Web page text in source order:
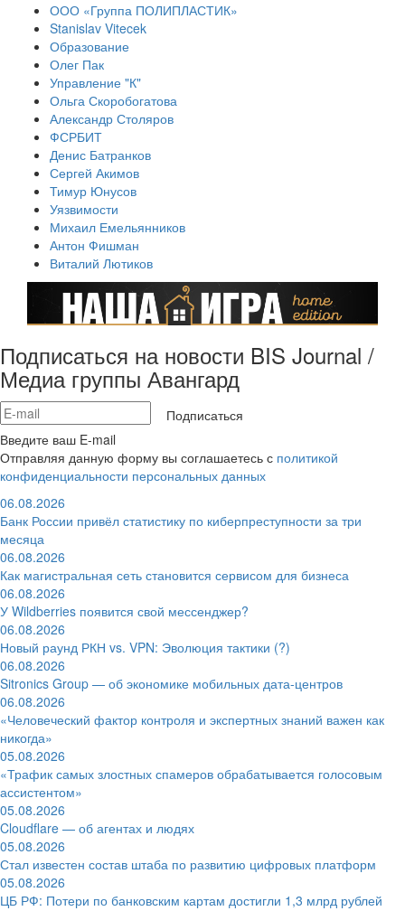
ООО «Группа ПОЛИПЛАСТИК»
Stanislav Vitecek
Образование
Олег Пак
Управление "К"
Ольга Скоробогатова
Александр Столяров
ФСРБИТ
Денис Батранков
Сергей Акимов
Тимур Юнусов
Уязвимости
Михаил Емельянников
Антон Фишман
Виталий Лютиков
Подписаться на новости BIS Journal /
Медиа группы Авангард
Подписаться
Введите ваш E-mail
Отправляя данную форму вы соглашаетесь с политикой
конфиденциальности персональных данных
06.08.2026
Банк России привёл статистику по киберпреступности за три
месяца
06.08.2026
Как магистральная сеть становится сервисом для бизнеса
06.08.2026
У Wildberries появится свой мессенджер?
06.08.2026
Новый раунд РКН vs. VPN: Эволюция тактики (?)
06.08.2026
Sitronics Group — об экономике мобильных дата-центров
06.08.2026
«Человеческий фактор контроля и экспертных знаний важен как
никогда»
05.08.2026
«Трафик самых злостных спамеров обрабатывается голосовым
ассистентом»
05.08.2026
Cloudflare — об агентах и людях
05.08.2026
Стал известен состав штаба по развитию цифровых платформ
05.08.2026
ЦБ РФ: Потери по банковским картам достигли 1,3 млрд рублей